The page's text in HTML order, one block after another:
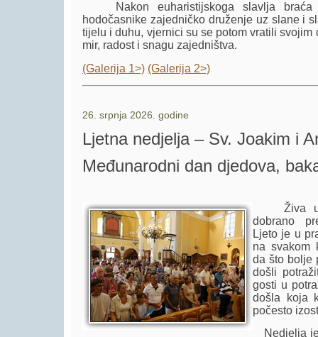
Nakon euharistijskoga slavlja braća
hodočasnike zajedničko druženje uz slane i
tijelu i duhu, vjernici su se potom vratili svojim
mir, radost i snagu zajedništva.
(Galerija 1>) (Galerija 2>)
26. srpnja 2026. godine
Ljetna nedjelja – Sv. Joakim i
Međunarodni dan djedova,
Živa u
dobrano
Ljeto je u
na svakom
da što bolje
došli
gosti u
došla koja
počesto
Nedjelja